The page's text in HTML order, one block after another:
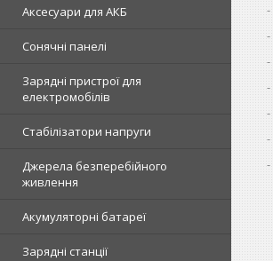
Аксесуари для АКБ
Сонячні панелі
Зарядні пристрої для
електромобілів
Стабілізатори напруги
Джерела безперебійного
живлення
Акумуляторні батареї
Зарядні станції